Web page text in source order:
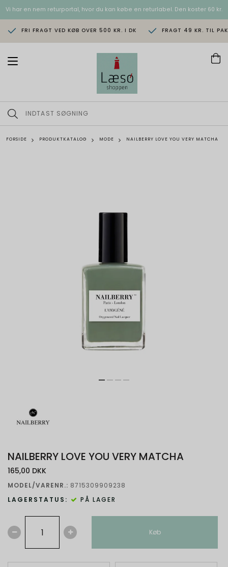
Vi har en nem returportal, hvor du kan købe en returlabel. Den koster 60 kr.
FRI FRAGT VED KØB OVER 500 KR. I DK FRAGT 49 KR. TIL
T
n
a
i
FORSIDE PRODUKTKATALOG MODE NAILBERRY LOVE YOU VERY MATCHA
NAILBERRY LOVE YOU VERY MATCHA
165,00 DKK
MODEL/VARENR.: 8715309909238
LAGERSTATUS:
PÅ LAGER
Køb